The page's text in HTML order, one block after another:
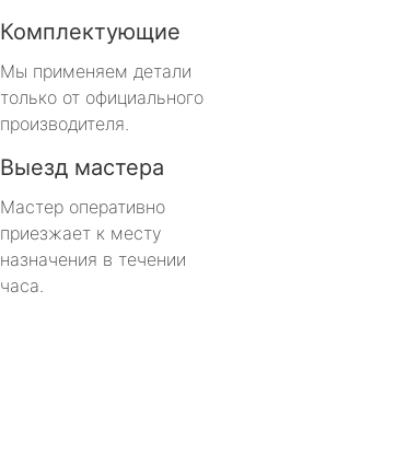
Комплектующие
Мы применяем детали
только от официального
производителя.
Выезд мастера
Мастер оперативно
приезжает к месту
назначения в течении
часа.